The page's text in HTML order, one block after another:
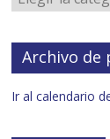
Archivo de
Ir al calendario